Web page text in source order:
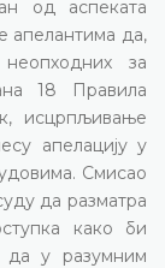
од аспеката
апелантима да,
за
18 Правила
исцрпљивање
апелацију у
Смисао
да разматра
како би
да у разумним